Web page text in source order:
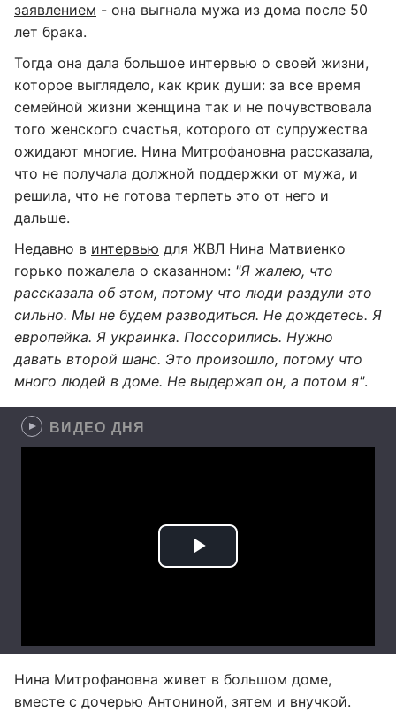
заявлением - она выгнала мужа из дома после 50
лет брака.
Тогда она дала большое интервью о своей жизни,
которое выглядело, как крик души: за все время
семейной жизни женщина так и не почувствовала
того женского счастья, которого от супружества
ожидают многие. Нина Митрофановна рассказала,
что не получала должной поддержки от мужа, и
решила, что не готова терпеть это от него и
дальше.
Недавно в интервью для ЖВЛ Нина Матвиенко
горько пожалела о сказанном: "Я жалею, что
рассказала об этом, потому что люди раздули это
сильно. Мы не будем разводиться. Не дождетесь. Я
европейка. Я украинка. Поссорились. Нужно
давать второй шанс. Это произошло, потому что
много людей в доме. Не выдержал он, а потом я".
ВИДЕО ДНЯ
Нина Митрофановна живет в большом доме,
вместе с дочерью Антониной, зятем и внучкой.